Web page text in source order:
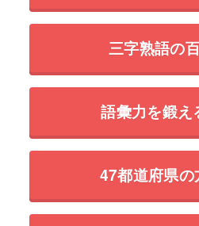
三字熟語の
語彙力を鍛え
47都道府県の